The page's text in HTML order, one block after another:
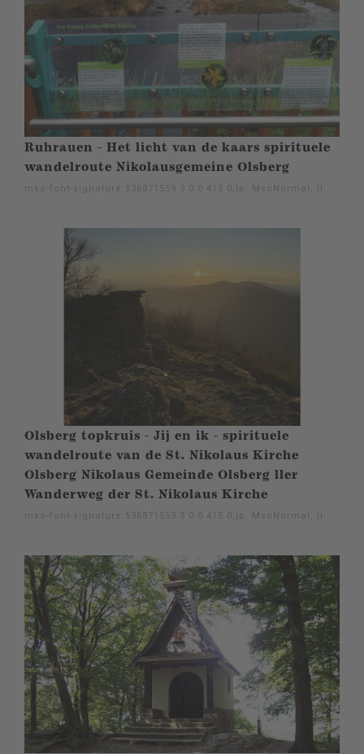
Ruhrauen - Het licht van de kaars spirituele
wandelroute Nikolausgemeine Olsberg
mso-font-signature:536871559 3 0 0 415 0;}p. MsoNormal, li.
Olsberg topkruis - Jij en ik - spirituele
wandelroute van de St. Nikolaus Kirche
Olsberg Nikolaus Gemeinde Olsberg ller
Wanderweg der St. Nikolaus Kirche
mso-font-signature:536871559 3 0 0 415 0;}p. MsoNormal, li.